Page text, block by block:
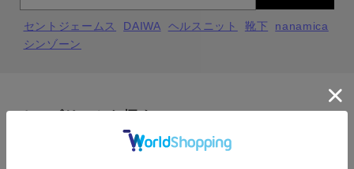
残りわずか
残りわずか
セントジェームス DAIWA ヘルスニット 靴下
nanamica
シンゾーン
カテゴリーから探す
LADIES